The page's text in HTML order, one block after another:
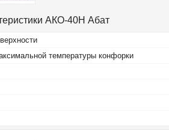
АКО-40Н Абат
температуры конфорки